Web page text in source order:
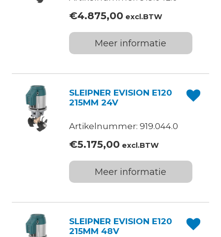
€4.875,00 excl.BTW
Meer informatie
SLEIPNER EVISION E120
215MM 24V
Artikelnummer: 919.044.0
€5.175,00 excl.BTW
Meer informatie
SLEIPNER EVISION E120
215MM 48V